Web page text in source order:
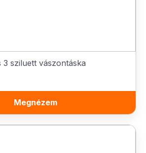
sziluett vászontáska
Megnézem